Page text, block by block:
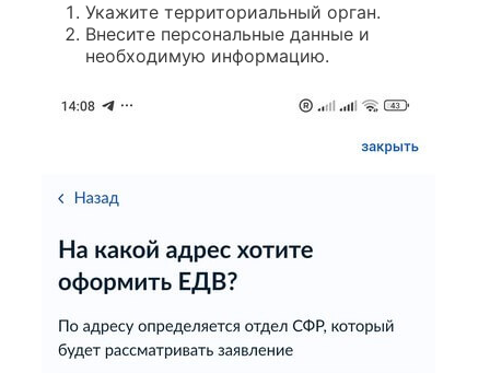
Укажите территориальный орган.
Внесите персональные данные и
необходимую информацию.